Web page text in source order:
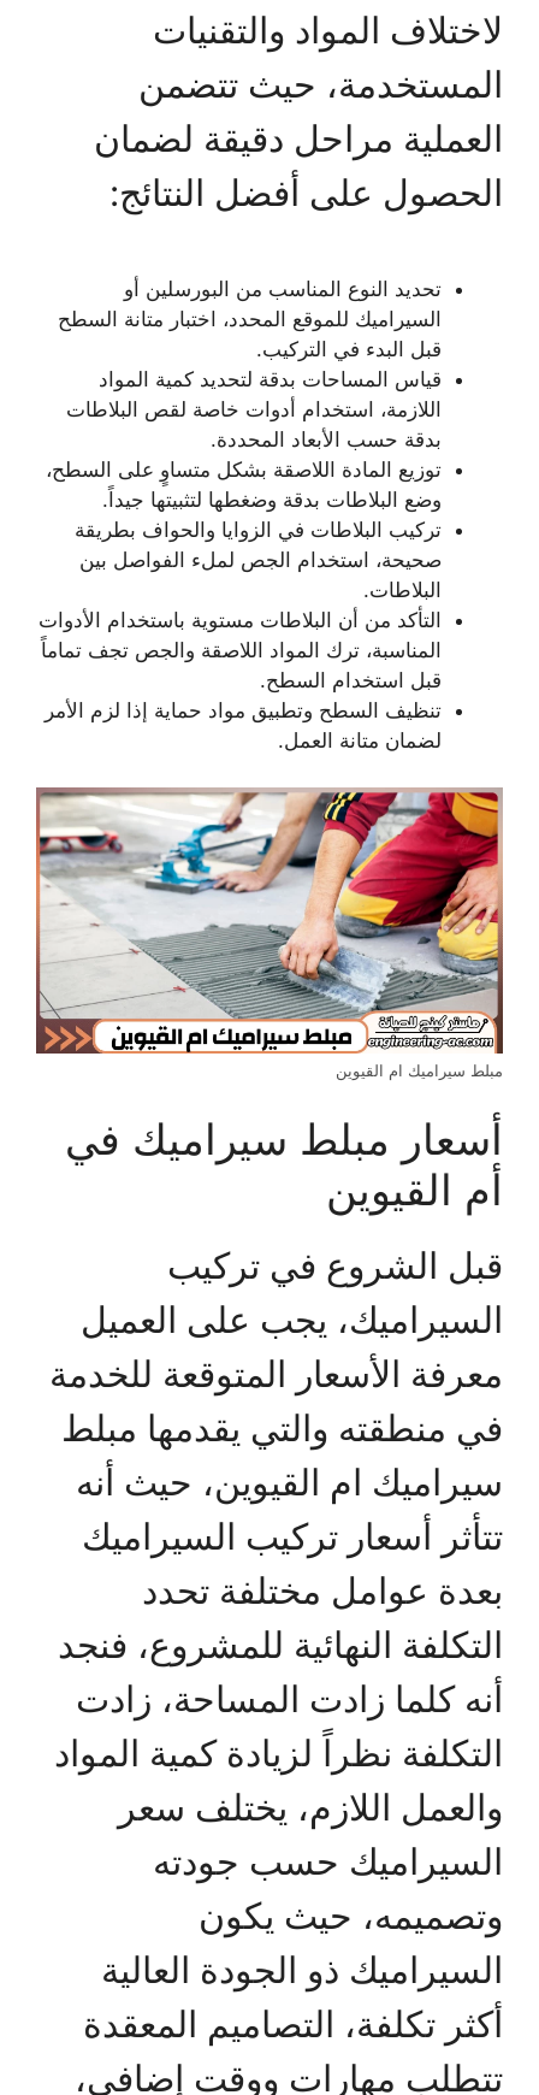
لاختلاف المواد والتقنيات
المستخدمة، حيث تتضمن
العملية مراحل دقيقة لضمان
الحصول على أفضل النتائج:
تحديد النوع المناسب من البورسلين أو
السيراميك للموقع المحدد، اختبار متانة السطح
قبل البدء في التركيب.
قياس المساحات بدقة لتحديد كمية المواد
اللازمة، استخدام أدوات خاصة لقص البلاطات
بدقة حسب الأبعاد المحددة.
توزيع المادة اللاصقة بشكل متساوٍ على السطح،
وضع البلاطات بدقة وضغطها لتثبيتها جيداً.
تركيب البلاطات في الزوايا والحواف بطريقة
صحيحة، استخدام الجص لملء الفواصل بين
البلاطات.
التأكد من أن البلاطات مستوية باستخدام الأدوات
المناسبة، ترك المواد اللاصقة والجص تجف تماماً
قبل استخدام السطح.
تنظيف السطح وتطبيق مواد حماية إذا لزم الأمر
لضمان متانة العمل.
مبلط سيراميك ام القيوين
أسعار مبلط سيراميك في
أم القيوين
قبل الشروع في تركيب
السيراميك، يجب على العميل
معرفة الأسعار المتوقعة للخدمة
في منطقته والتي يقدمها مبلط
سيراميك ام القيوين، حيث أنه
تتأثر أسعار تركيب السيراميك
بعدة عوامل مختلفة تحدد
التكلفة النهائية للمشروع، فنجد
أنه كلما زادت المساحة، زادت
التكلفة نظراً لزيادة كمية المواد
والعمل اللازم، يختلف سعر
السيراميك حسب جودته
وتصميمه، حيث يكون
السيراميك ذو الجودة العالية
أكثر تكلفة، التصاميم المعقدة
تتطلب مهارات ووقت إضافي،